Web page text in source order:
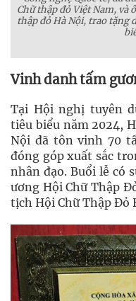
Chữ thập đỏ Việt Nam, và
thập đỏ Hà Nội, trao tặng
Vinh danh tấm
Tại Hội nghị tuyên
tiêu biểu năm 2024,
Nội đã tôn vinh 70
đóng góp xuất sắc
nhân đạo. Buổi lễ có
ương Hội Chữ Thập
tịch Hội Chữ Thập Đỏ